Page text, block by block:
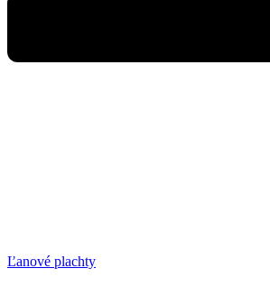
Ľanové plachty